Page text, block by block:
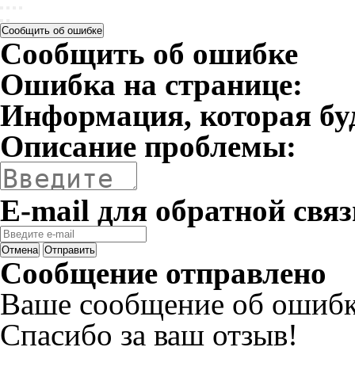
Сообщить об ошибке
Сообщить об ошибке
Ошибка на странице:
Информация, которая
Описание проблемы:
E-mail для обратной
Отмена Отправить
Сообщение отправлено
Ваше сообщение об
Спасибо за ваш отзыв!